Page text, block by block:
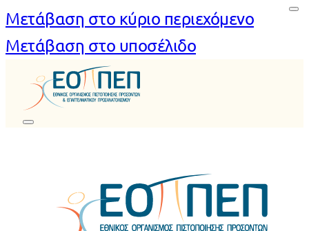
Μετάβαση στο κύριο περιεχόμενο
Μετάβαση στο υποσέλιδο